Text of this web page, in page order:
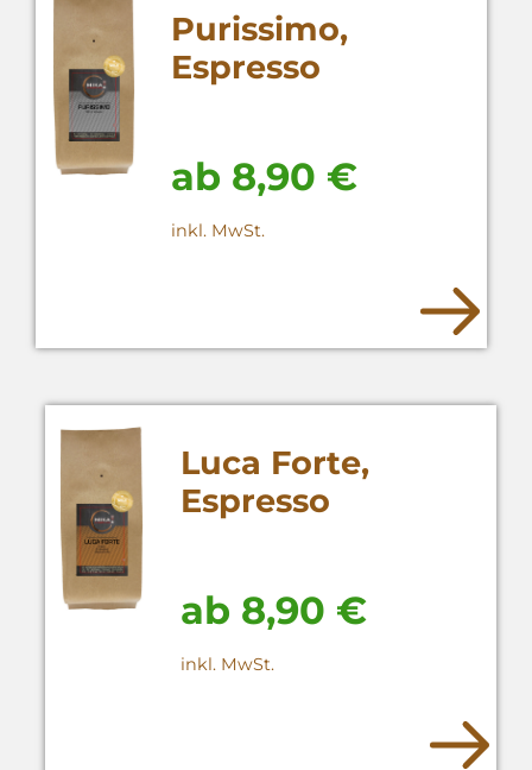
Purissimo,
Espresso
ab 8,90 €
inkl. MwSt.
Luca Forte,
Espresso
ab 8,90 €
inkl. MwSt.